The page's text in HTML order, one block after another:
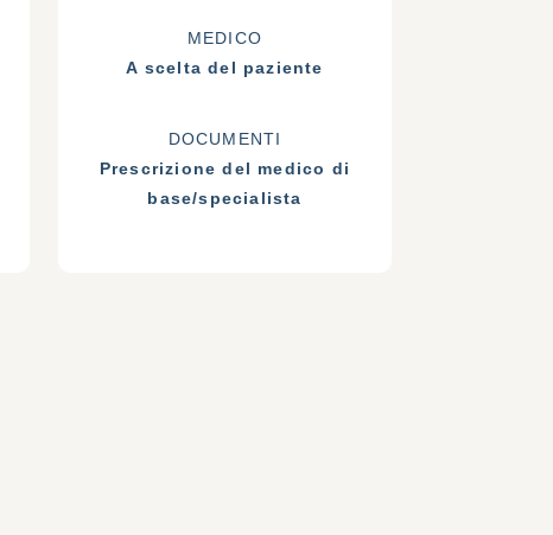
MEDICO
A scelta del paziente
DOCUMENTI
Prescrizione del medico di
base/specialista